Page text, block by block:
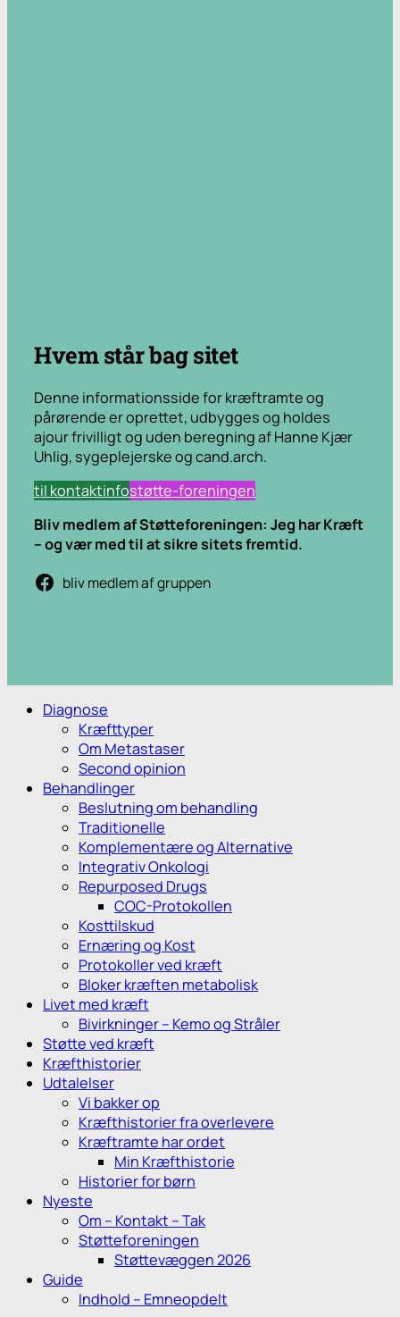
Hvem står bag sitet
Denne informationsside for kræftramte og
pårørende er oprettet, udbygges og holdes
ajour frivilligt og uden beregning af Hanne Kjær
Uhlig, sygeplejerske og cand.arch.
til kontaktinfostøtte-foreningen
Bliv medlem af Støtteforeningen: Jeg har Kræft
– og vær med til at sikre sitets fremtid.
bliv medlem af gruppen
Diagnose
Kræfttyper
Om Metastaser
Second opinion
Behandlinger
Beslutning om behandling
Traditionelle
Komplementære og Alternative
Integrativ Onkologi
Repurposed Drugs
COC-Protokollen
Kosttilskud
Ernæring og Kost
Protokoller ved kræft
Bloker kræften metabolisk
Livet med kræft
Bivirkninger – Kemo og Stråler
Støtte ved kræft
Kræfthistorier
Udtalelser
Vi bakker op
Kræfthistorier fra overlevere
Kræftramte har ordet
Min Kræfthistorie
Historier for børn
Nyeste
Om – Kontakt – Tak
Støtteforeningen
Støttevæggen 2026
Guide
Indhold – Emneopdelt